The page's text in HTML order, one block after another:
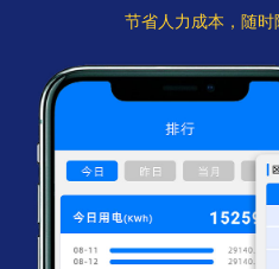
节省人力成本，随